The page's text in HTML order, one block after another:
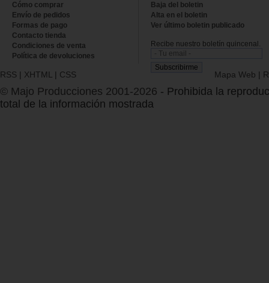
Cómo comprar
Envío de pedidos
Formas de pago
Contacto tienda
Condiciones de venta
Política de devoluciones
Baja del boletin
Alta en el boletin
Ver último boletin publicado
Recibe nuestro boletín quincenal.
RSS | XHTML | CSS Mapa Web |
© Majo Producciones 2001-2026 - Prohibida la
total de la información mostrada